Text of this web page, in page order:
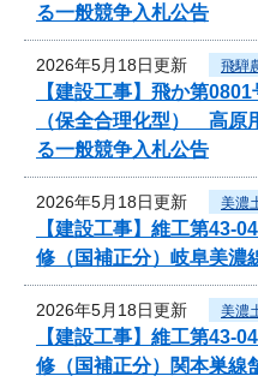
る一般競争入札公告
2026年5月18日更新 飛騨
【建設工事】飛か第
（保全合理化型） 高
る一般競争入札公告
2026年5月18日更新 美濃
【建設工事】維工第43-
修（国補正分）岐阜美濃
2026年5月18日更新 美濃
【建設工事】維工第43-
修（国補正分）関本巣線